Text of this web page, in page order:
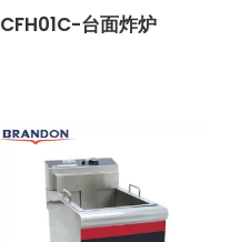
CFH01C-台面炸炉